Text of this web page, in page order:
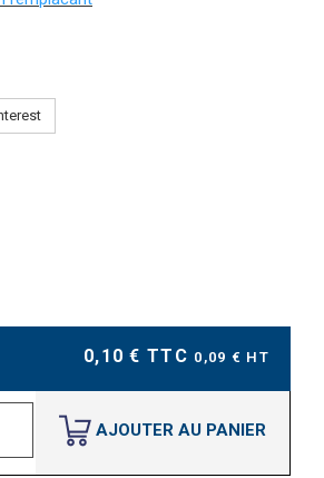
0,10 € TTC 0,09 € HT
AJOUTER AU PANIER